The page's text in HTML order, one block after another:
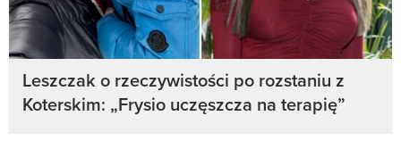
Leszczak o rzeczywistości po rozstaniu z
Koterskim: „Frysio uczęszcza na terapię”